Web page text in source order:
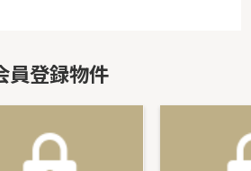
員登録物件